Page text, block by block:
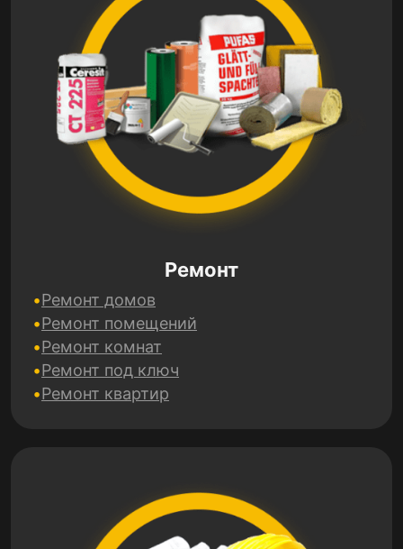
Ремонт
Ремонт домов
Ремонт помещений
Ремонт комнат
Ремонт под ключ
Ремонт квартир